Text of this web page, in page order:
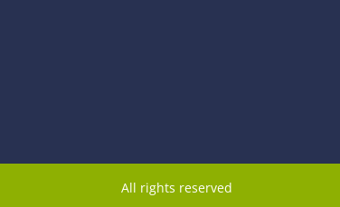
All rights reserved